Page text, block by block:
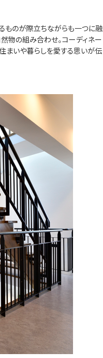
ものが際立ちながらも一つに融
物の組み合わせ。コーディネー
まいや暮らしを愛する思いが伝